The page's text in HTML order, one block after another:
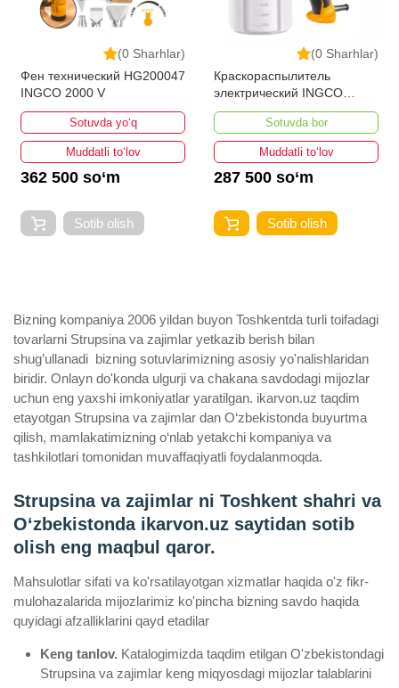
(0 Sharhlar)
Фен технический HG200047
INGCO 2000 V
Sotuvda yo‘q
Muddatli to‘lov
362 500 so‘m
Sotib olish
(0 Sharhlar)
Краскораспылитель
электрический INGCO
SPG3508 450 w
Sotuvda bor
Muddatli to‘lov
287 500 so‘m
Sotib olish
Bizning kompaniya 2006 yildan buyon Toshkentda turli toifadagi
tovarlarni Strupsina va zajimlar yetkazib berish bilan
shug’ullanadi ­ bizning sotuvlarimizning asosiy yo'nalishlaridan
biridir. Onlayn do'konda ulgurji va chakana savdodagi mijozlar
uchun eng yaxshi imkoniyatlar yaratilgan. ikarvon.uz taqdim
etayotgan Strupsina va zajimlar dan O‘zbekistonda buyurtma
qilish, mamlakatimizning o‘nlab yetakchi kompaniya va
tashkilotlari tomonidan muvaffaqiyatli foydalanmoqda.
Strupsina va zajimlar ni Toshkent shahri va
Oʻzbekistonda ikarvon.uz saytidan sotib
olish eng maqbul qaror.
Mahsulotlar sifati va ko'rsatilayotgan xizmatlar haqida o'z fikr-
mulohazalarida mijozlarimiz ko'pincha bizning savdo haqida
quyidagi afzalliklarini qayd etadilar
Keng tanlov. Katalogimizda taqdim etilgan O'zbekistondagi
Strupsina va zajimlar keng miqyosdagi mijozlar talablarini